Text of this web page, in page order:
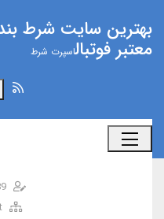
بهترین سایت شرط
معتبر فوتبالاسپرت شرط